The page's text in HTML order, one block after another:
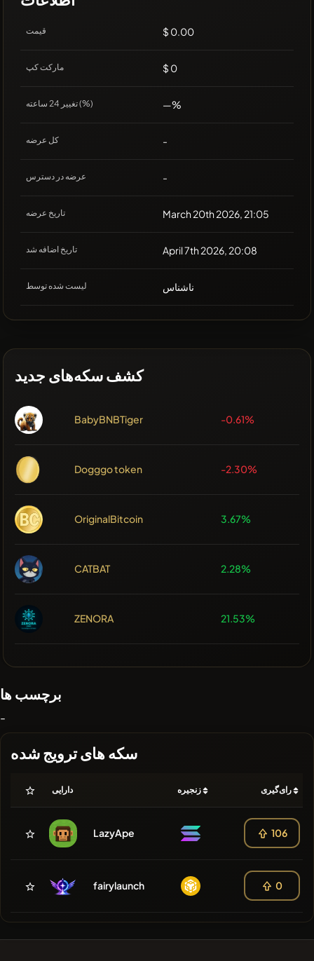
قیمت $ 0.00
مارکت کپ $ 0
تغییر 24 ساعته (%) —%
کل عرضه -
عرضه در دسترس -
تاریخ عرضه March 20th 2026, 21:05
تاریخ اضافه شد April 7th 2026, 20:08
لیست شده توسط ناشناس
کشف سکه‌های جدید
BabyBNBTiger -0.61%
Dogggo token -2.30%
OriginalBitcoin 3.67%
CATBAT 2.28%
ZENORA 21.53%
برچسب ها
-
سکه های ترویج شده
دارایی زنجیره رای‌گیری
LazyApe 106
fairylaunch 0